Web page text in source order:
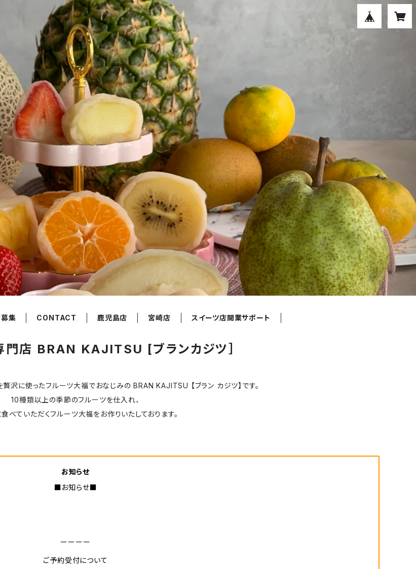
募集 CONTACT 鹿児島店 宮崎店 スイーツ店開業サポート
門店 BRAN KAJITSU [ブランカジツ］
沢に使ったフルーツ大福でおなじみの BRAN KAJITSU 【ブラン カジツ】です。
10種類以上の季節のフルーツを仕入れ、
べていただくフルーツ大福をお作りいたしております。
お知らせ
■お知らせ■
ーーーー
ご予約受付について